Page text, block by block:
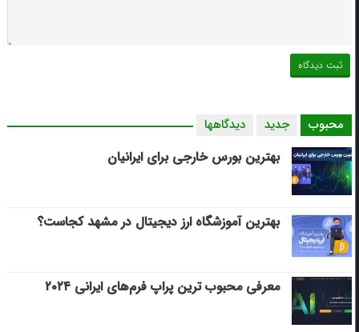
محبوب جدید دیدگاهها
بهترین بورس خارجی برای ایرانیان
بهترین آموزشگاه ارز دیجیتال در مشهد کجاست؟
معرفی محبوب ترین پراپ فرم‌های ایرانی ۲۰۲۴